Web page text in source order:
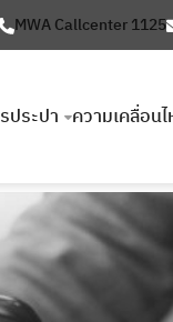
MWA Callcenter 1125
ประปา ความเคลื่อน